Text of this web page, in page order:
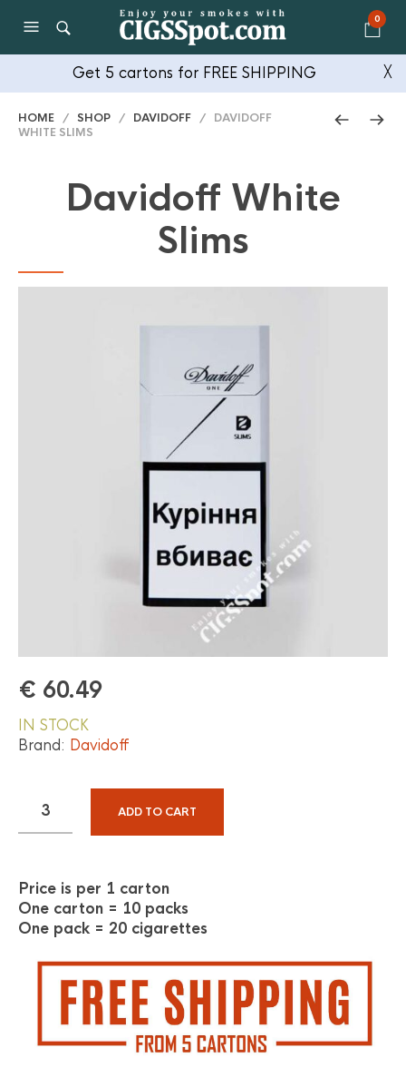
0
Get 5 cartons for FREE SHIPPING ╳
HOME / SHOP / DAVIDOFF / DAVIDOFF
WHITE SLIMS
Davidoff White
Slims
€ 60.49
IN STOCK
Brand: Davidoff
ADD TO CART
Price is per 1 carton
One carton = 10 packs
One pack = 20 cigarettes